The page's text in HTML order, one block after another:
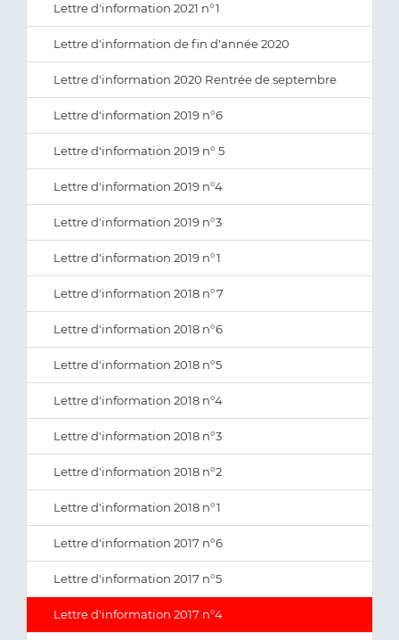
Lettre d'information 2021 n°1
Lettre d'information de fin d'année 2020
Lettre d'information 2020 Rentrée de septembre
Lettre d'information 2019 n°6
Lettre d'information 2019 n° 5
Lettre d'information 2019 n°4
Lettre d'information 2019 n°3
Lettre d'information 2019 n°1
Lettre d'information 2018 n°7
Lettre d'information 2018 n°6
Lettre d'information 2018 n°5
Lettre d'information 2018 n°4
Lettre d'information 2018 n°3
Lettre d'information 2018 n°2
Lettre d'information 2018 n°1
Lettre d'information 2017 n°6
Lettre d'information 2017 n°5
Lettre d'information 2017 n°4